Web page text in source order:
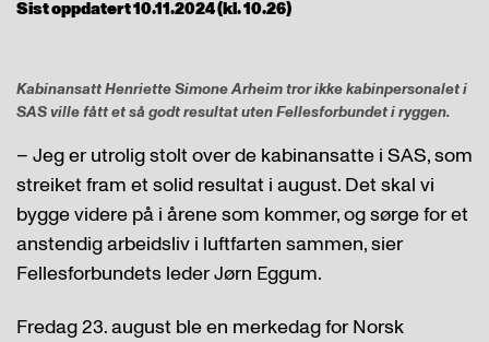
Sist oppdatert 10.11.2024 (kl. 10.26)
Kabinansatt Henriette Simone Arheim tror ikke kabinpersonalet i
SAS ville fått et så godt resultat uten Fellesforbundet i ryggen.
– Jeg er utrolig stolt over de kabinansatte i SAS, som
streiket fram et solid resultat i august. Det skal vi
bygge videre på i årene som kommer, og sørge for et
anstendig arbeidsliv i luftfarten sammen, sier
Fellesforbundets leder Jørn Eggum.
Fredag 23. august ble en merkedag for Norsk